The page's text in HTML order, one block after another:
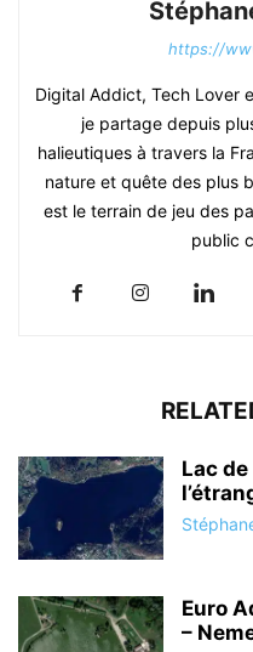
https://
Digital Addict, Tech Lover
je partage depuis
halieutiques à travers la
nature et quête des plus
est le terrain de jeu des
public
Lac de
Euro
–